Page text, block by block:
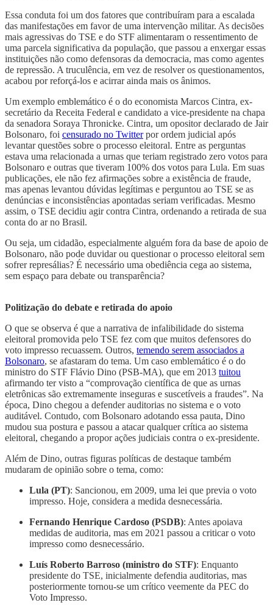
Essa conduta foi um dos fatores que contribuíram para a escalada
das manifestações em favor de uma intervenção militar. As decisões
mais agressivas do TSE e do STF alimentaram o ressentimento de
uma parcela significativa da população, que passou a enxergar essas
instituições não como defensoras da democracia, mas como agentes
de repressão. A truculência, em vez de resolver os questionamentos,
acabou por reforçá-los e acirrar ainda mais os ânimos.
Um exemplo emblemático é o do economista Marcos Cintra, ex-
secretário da Receita Federal e candidato a vice-presidente na chapa
da senadora Soraya Thronicke. Cintra, um opositor declarado de Jair
Bolsonaro, foi censurado no Twitterpor ordem judicial após
levantar questões sobre o processo eleitoral. Entre as perguntas
estava uma relacionada a urnas que teriam registrado zero votos para
Bolsonaro e outras que tiveram 100% dos votos para Lula. Em suas
publicações, ele não fez afirmações sobre a existência de fraude,
mas apenas levantou dúvidas legítimas e perguntou ao TSE se as
denúncias e inconsistências apontadas seriam verificadas. Mesmo
assim, o TSE decidiu agir contra Cintra, ordenando a retirada de sua
conta do ar no Brasil.
Ou seja, um cidadão, especialmente alguém fora da base de apoio de
Bolsonaro, não pode duvidar ou questionar o processo eleitoral sem
sofrer represálias? É necessário uma obediência cega ao sistema,
sem espaço para debate ou transparência?
Politização do debate e retirada do apoio
O que se observa é que a narrativa de infalibilidade do sistema
eleitoral promovida pelo TSE fez com que muitos defensores do
voto impresso recuassem. Outros, temendo serem associados a
Bolsonaro, se afastaram do tema. Um caso emblemático é o do
ministro do STF Flávio Dino (PSB-MA), que em 2013 tuitou
afirmando ter visto a “comprovação científica de que as urnas
eletrônicas são extremamente inseguras e suscetíveis a fraudes”. Na
época, Dino chegou a defender auditorias no sistema e o voto
auditável. Contudo, com Bolsonaro adotando essa pauta, Dino
mudou sua postura e passou a atacar qualquer crítica ao sistema
eleitoral, chegando a propor ações judiciais contra o ex-presidente.
Além de Dino, outras figuras políticas de destaque também
mudaram de opinião sobre o tema, como:
Lula (PT): Sancionou, em 2009, uma lei que previa o voto
impresso. Hoje, considera a medida desnecessária.
Fernando Henrique Cardoso (PSDB): Antes apoiava
medidas de auditoria, mas em 2021 passou a criticar o voto
impresso como desnecessário.
Luís Roberto Barroso (ministro do STF): Enquanto
presidente do TSE, inicialmente defendia auditorias, mas
posteriormente tornou-se um crítico veemente da PEC do
Voto Impresso.